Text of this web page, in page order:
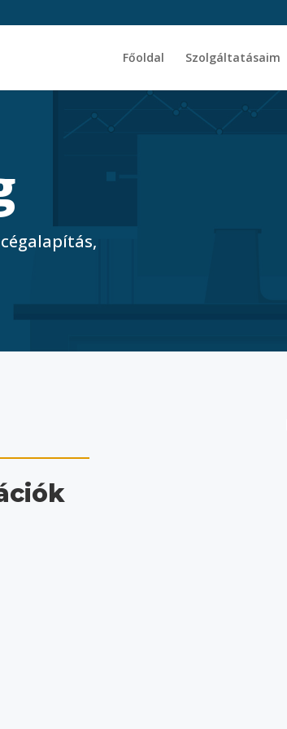
Főoldal Szolgáltatásaim